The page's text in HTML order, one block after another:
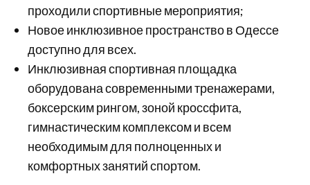
проходили спортивные мероприятия;
Новое инклюзивное пространство в Одессе
доступно для всех.
Инклюзивная спортивная площадка
оборудована современными тренажерами,
боксерским рингом, зоной кроссфита,
гимнастическим комплексом и всем
необходимым для полноценных и
комфортных занятий спортом.